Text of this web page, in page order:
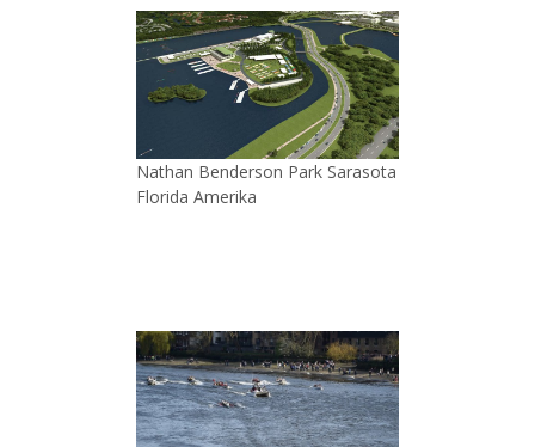
Nathan Benderson Park Sarasota
Florida Amerika